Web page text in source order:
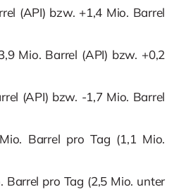
(API) bzw. +1,4 Mio. Barrel
Mio. Barrel (API) bzw. +0,2
(API) bzw. -1,7 Mio. Barrel
Barrel pro Tag (1,1 Mio.
Barrel pro Tag (2,5 Mio. unter